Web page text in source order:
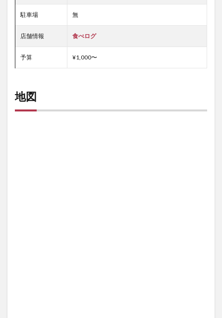
駐車場 無
店舗情報 食べログ
予算 ¥1,000〜
地図